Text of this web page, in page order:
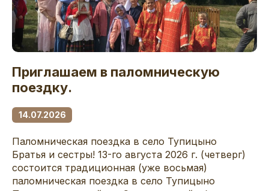
Приглашаем в паломническую
поездку.
14.07.2026
Паломническая поездка в село Тупицыно
Братья и сестры! 13-го августа 2026 г. (четверг)
состоится традиционная (уже восьмая)
паломническая поездка в село Тупицыно